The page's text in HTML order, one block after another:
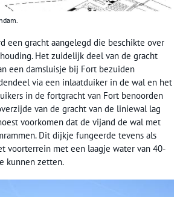
een gracht aangelegd die beschikte over
Het zuidelijk deel van de gracht
een damsluisje bij Fort bezuiden
via een inlaatduiker in de wal en het
in de fortgracht van Fort benoorden
van de gracht van de liniewal lag
voorkomen dat de vijand de wal met
Dit dijkje fungeerde tevens als
voorterrein met een laagje water van 40-
kunnen zetten.